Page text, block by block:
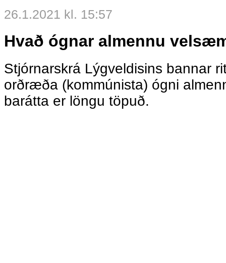
26.1.2021 kl. 15:57
Hvað ógnar almennu
Stjórnarskrá Lýgveldisins bannar
orðræða (kommúnista) ógni
barátta er löngu töpuð.